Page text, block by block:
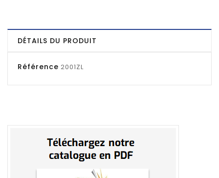
DÉTAILS DU PRODUIT
Référence 2001ZL